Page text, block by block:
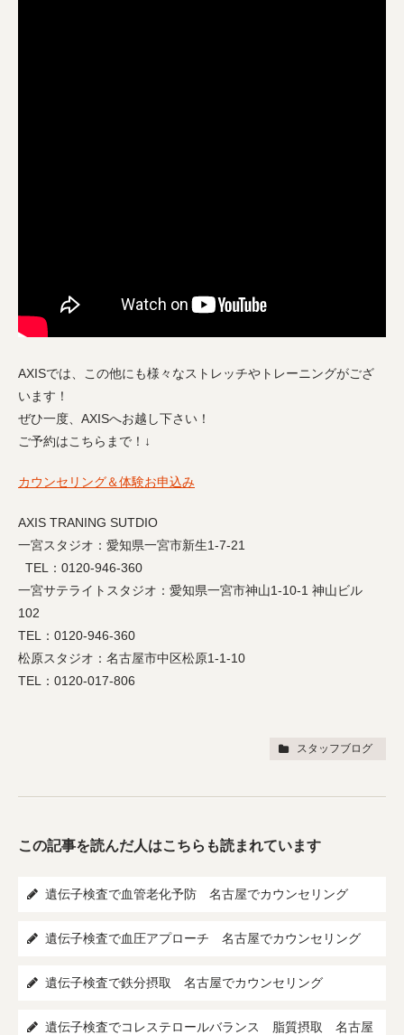
AXISでは、この他にも様々なストレッチやトレーニングがござ
います！
ぜひ一度、AXISへお越し下さい！
ご予約はこちらまで！↓
カウンセリング＆体験お申込み
AXIS TRANING SUTDIO
一宮スタジオ：愛知県一宮市新生1-7-21
TEL：0120-946-360
一宮サテライトスタジオ：愛知県一宮市神山1-10-1 神山ビル
102
TEL：0120-946-360
松原スタジオ：名古屋市中区松原1-1-10
TEL：0120-017-806
スタッフブログ
この記事を読んだ人はこちらも読まれています
遺伝子検査で血管老化予防 名古屋でカウンセリング
遺伝子検査で血圧アプローチ 名古屋でカウンセリング
遺伝子検査で鉄分摂取 名古屋でカウンセリング
遺伝子検査でコレステロールバランス 脂質摂取 名古屋